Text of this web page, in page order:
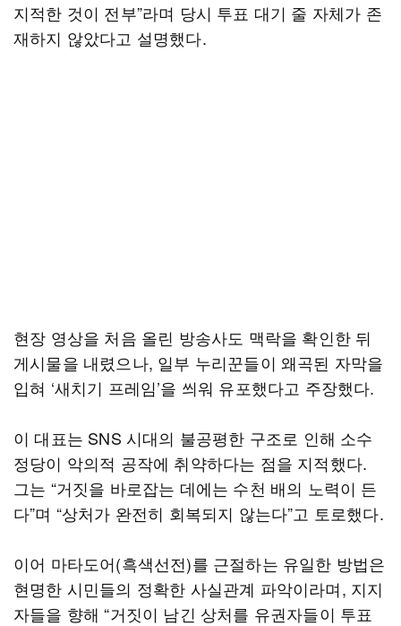
지적한 것이 전부”라며 당시 투표 대기 줄 자체가 존
재하지 않았다고 설명했다.
현장 영상을 처음 올린 방송사도 맥락을 확인한 뒤
게시물을 내렸으나, 일부 누리꾼들이 왜곡된 자막을
입혀 ‘새치기 프레임’을 씌워 유포했다고 주장했다.
이 대표는 SNS 시대의 불공평한 구조로 인해 소수
정당이 악의적 공작에 취약하다는 점을 지적했다.
그는 “거짓을 바로잡는 데에는 수천 배의 노력이 든
다”며 “상처가 완전히 회복되지 않는다”고 토로했다.
이어 마타도어(흑색선전)를 근절하는 유일한 방법은
현명한 시민들의 정확한 사실관계 파악이라며, 지지
자들을 향해 “거짓이 남긴 상처를 유권자들이 투표